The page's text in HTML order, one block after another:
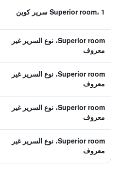
Superior room، 1 سرير كوين
Superior room، نوع السرير غير
معروف
Superior room، نوع السرير غير
معروف
Superior room، نوع السرير غير
معروف
Superior room، نوع السرير غير
معروف